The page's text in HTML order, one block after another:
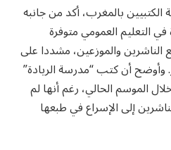
بالمغرب، أكد من جانبه
التعليم العمومي متوفرة
والموزعين، مشددا على
وأوضح أن كتب “مدرسة الريادة”
الموسم الحالي، رغم أنها لم
إلى الإسراع في طبعها